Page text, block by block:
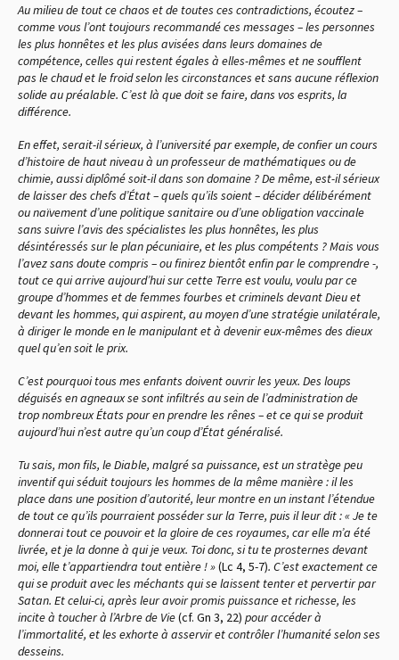
Au milieu de tout ce chaos et de toutes ces contradictions, écoutez –
comme vous l’ont toujours recommandé ces messages – les personnes
les plus honnêtes et les plus avisées dans leurs domaines de
compétence, celles qui restent égales à elles-mêmes et ne soufflent
pas le chaud et le froid selon les circonstances et sans aucune réflexion
solide au préalable. C’est là que doit se faire, dans vos esprits, la
différence.
En effet, serait-il sérieux, à l’université par exemple, de confier un cours
d’histoire de haut niveau à un professeur de mathématiques ou de
chimie, aussi diplômé soit-il dans son domaine ? De même, est-il sérieux
de laisser des chefs d’État – quels qu’ils soient – décider délibérément
ou naïvement d’une politique sanitaire ou d’une obligation vaccinale
sans suivre l’avis des spécialistes les plus honnêtes, les plus
désintéressés sur le plan pécuniaire, et les plus compétents ? Mais vous
l’avez sans doute compris – ou finirez bientôt enfin par le comprendre -,
tout ce qui arrive aujourd’hui sur cette Terre est voulu, voulu par ce
groupe d’hommes et de femmes fourbes et criminels devant Dieu et
devant les hommes, qui aspirent, au moyen d’une stratégie unilatérale,
à diriger le monde en le manipulant et à devenir eux-mêmes des dieux
quel qu’en soit le prix.
C’est pourquoi tous mes enfants doivent ouvrir les yeux. Des loups
déguisés en agneaux se sont infiltrés au sein de l’administration de
trop nombreux États pour en prendre les rênes – et ce qui se produit
aujourd’hui n’est autre qu’un coup d’État généralisé.
Tu sais, mon fils, le Diable, malgré sa puissance, est un stratège peu
inventif qui séduit toujours les hommes de la même manière : il les
place dans une position d’autorité, leur montre en un instant l’étendue
de tout ce qu’ils pourraient posséder sur la Terre, puis il leur dit : « Je te
donnerai tout ce pouvoir et la gloire de ces royaumes, car elle m’a été
livrée, et je la donne à qui je veux. Toi donc, si tu te prosternes devant
moi, elle t’appartiendra tout entière ! »(Lc 4, 5-7). C’est exactement ce
qui se produit avec les méchants qui se laissent tenter et pervertir par
Satan. Et celui-ci, après leur avoir promis puissance et richesse, les
incite à toucher à l’Arbre de Vie(cf. Gn 3, 22) pour accéder à
l’immortalité, et les exhorte à asservir et contrôler l’humanité selon ses
desseins.